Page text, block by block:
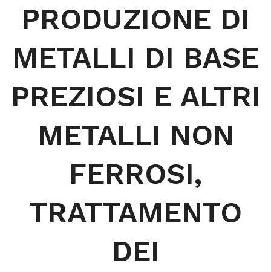
PRODUZIONE DI
METALLI DI BASE
PREZIOSI E ALTRI
METALLI NON
FERROSI,
TRATTAMENTO
DEI